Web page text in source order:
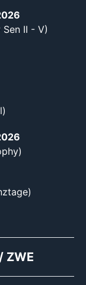
Sen II - V)
ZWE